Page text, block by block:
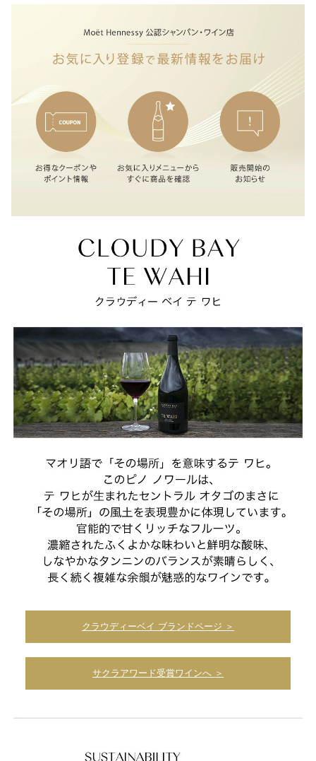
クラウディーベイ ブランドページ ＞
サクラアワード受賞ワインへ ＞